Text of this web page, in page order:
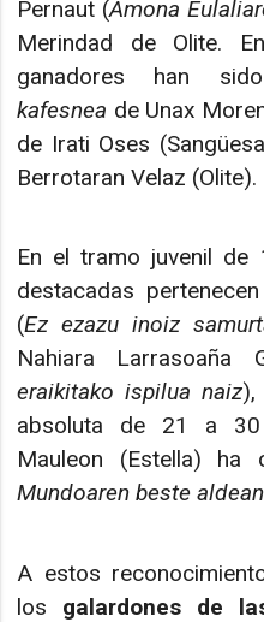
Pernaut (Amona
Merindad de Olite.
ganadores han
kafesnea de Unax
de Irati Oses
Berrotaran Velaz (Olite).
En el tramo juvenil
destacadas
(Ez ezazu inoiz
Nahiara Larrasoaña
eraikitako ispilua naiz),
absoluta de 21 a 30
Mauleon (Estella) ha
Mundoaren beste aldean
A estos
los galardones de